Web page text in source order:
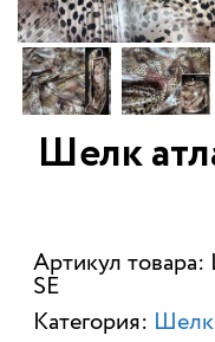
Шелк
Артикул
SE
Категория: Шелк